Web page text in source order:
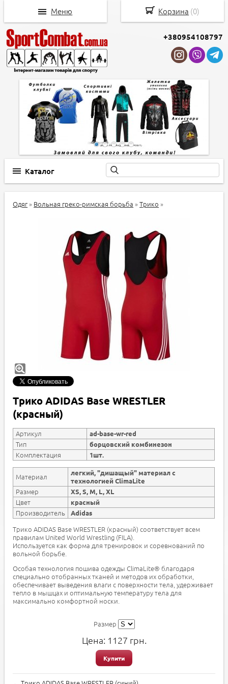
+380954108797
Каталог
Одяг» Вольная греко-римская борьба »Трико »
Трико ADIDAS Base WRESTLER
(красный)
Артикул ad-base-wr-red
Тип борцовский комбинезон
Комплектация 1шт.
Материал
легкий, "дишащый" материал с
технологией ClimaLite
Размер XS, S, M, L, XL
Цвет красный
Производитель Adidas
Трико ADIDAS Base WRESTLER (красный) соответствует всем
правилам United World Wrestling (FILA).
Используется как форма для тренировок и соревнований по
вольной борьбе.
Особая технология пошива одежды ClimaLite® благодаря
специально отобранных тканей и методов их обработки,
обеспечивает выведения влаги с поверхности тела, удерживает
тепло в мышцах и оптимальную температуру тела для
максимально комфортной носки.
Размер
Цена: 1127 грн.
Купити
Корзина (0)
Меню